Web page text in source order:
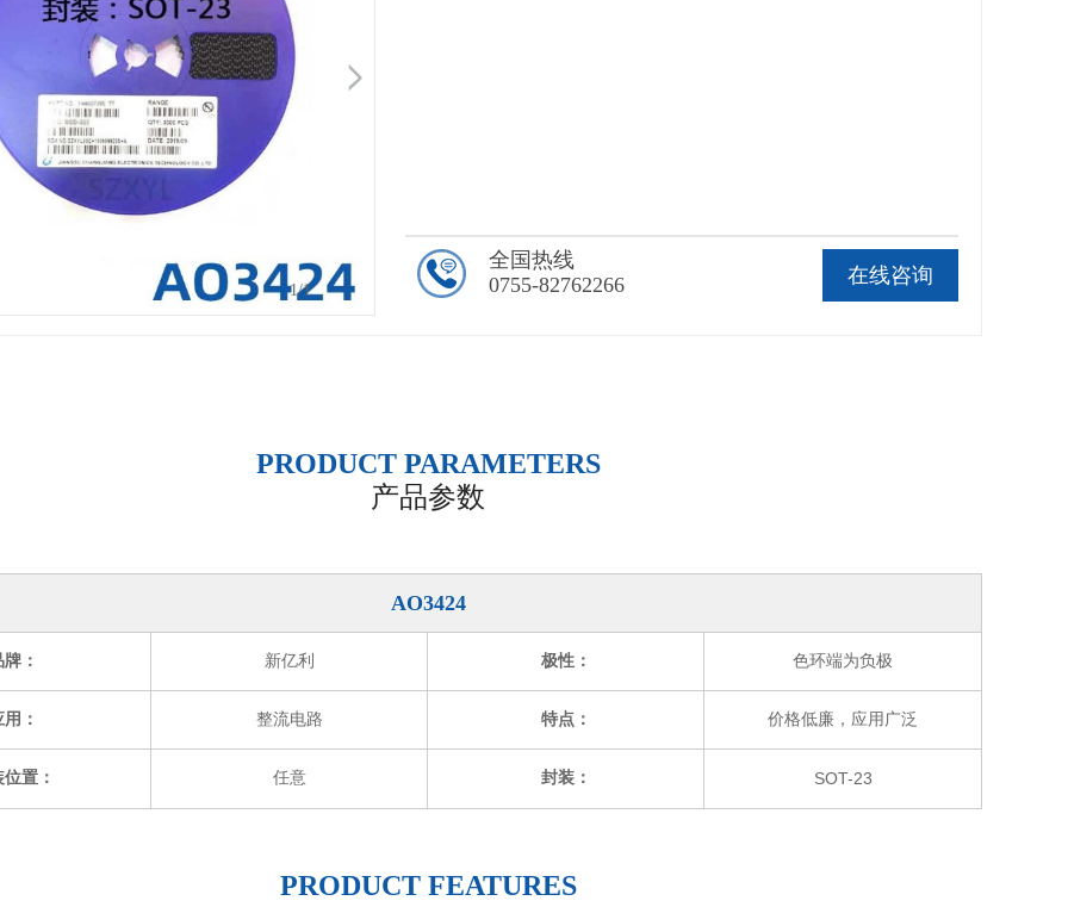
1/1
在线咨询
全国热线
0755-82762266
PRODUCT PARAMETERS
产品参数
AO3424
： 新亿利 极性： 色环端为负极
： 整流电路 特点： 价格低廉，应用广泛
置： 任意 封装： SOT-23
PRODUCT FEATURES